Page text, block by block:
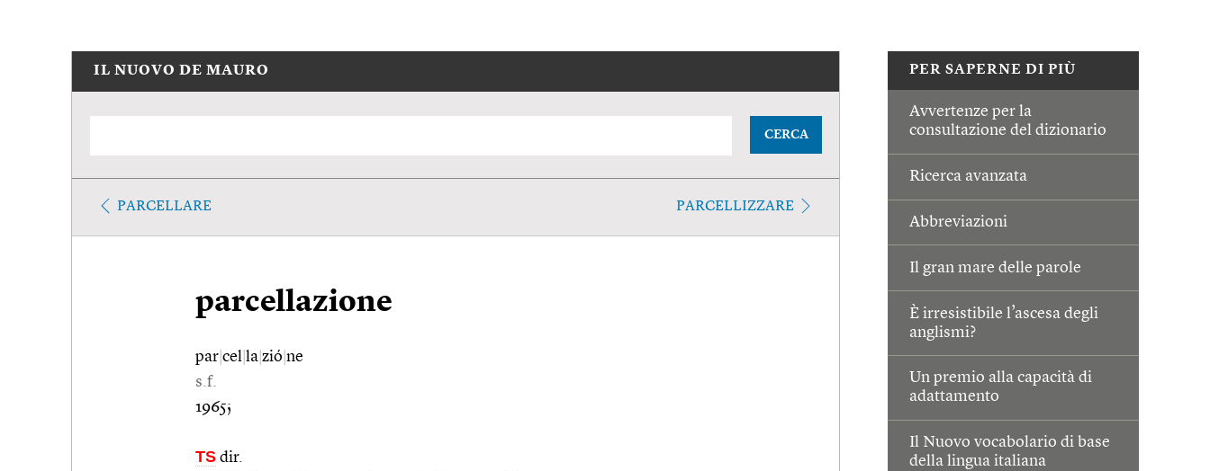
PER SAPERNE DI PIÙ
Avvertenze per la
consultazione del dizionario
Ricerca avanzata
Abbreviazioni
Il gran mare delle parole
È irresistibile l’ascesa degli
anglismi?
Un premio alla capacità di
adattamento
Il Nuovo vocabolario di base
della lingua italiana
IL NUOVO DE MAURO
CERCA
PARCELLARE PARCELLIZZARE
parcellazione
par cel la zió ne
s.f.
1965;
TS dir.